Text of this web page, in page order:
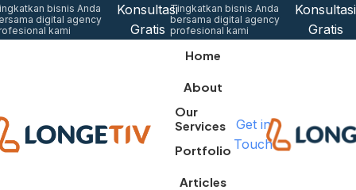
bisnis Anda
digital agency
kami
Konsultasi
Gratis
Tingkatkan bisnis Anda
bersama digital agency
profesional kami
Konsultasi
Gratis
Home
About
Our
Services
Portfolio
Articles
Get in
Touch